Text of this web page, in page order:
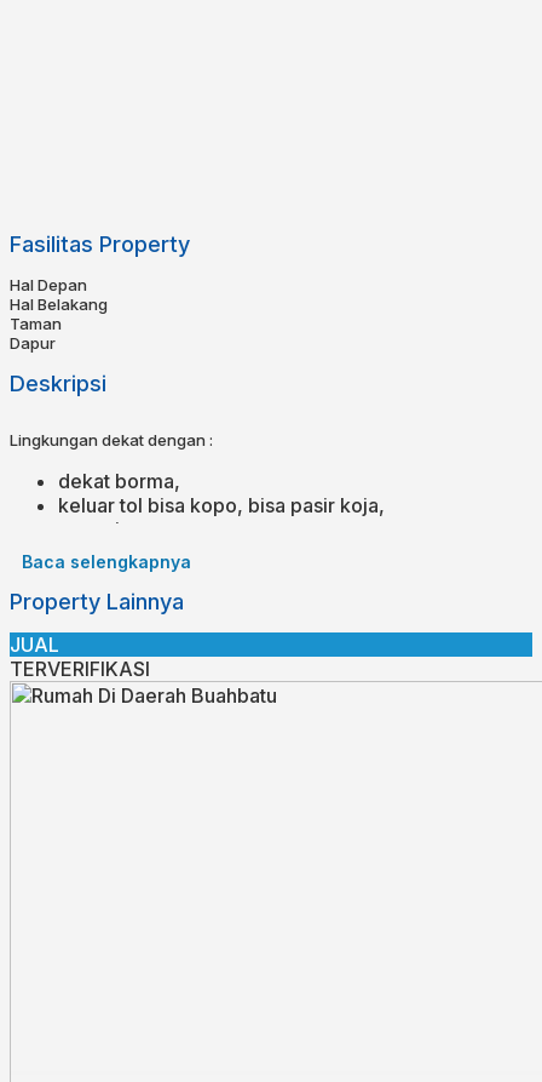
Fasilitas Property
Hal Depan
Hal Belakang
Taman
Dapur
Deskripsi
Lingkungan dekat dengan :
dekat borma,
keluar tol bisa kopo, bisa pasir koja,
area niaga,
terlewati 4 jurusan angkot
Baca selengkapnya
Property Lainnya
JUAL
TERVERIFIKASI